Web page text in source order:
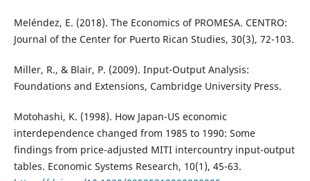
Meléndez, E. (2018). The Economics of PROMESA. CENTRO:
Journal of the Center for Puerto Rican Studies, 30(3), 72-103.
Miller, R., & Blair, P. (2009). Input-Output Analysis:
Foundations and Extensions, Cambridge University Press.
Motohashi, K. (1998). How Japan-US economic
interdependence changed from 1985 to 1990: Some
findings from price-adjusted MITI intercountry input-output
tables. Economic Systems Research, 10(1), 45-63.